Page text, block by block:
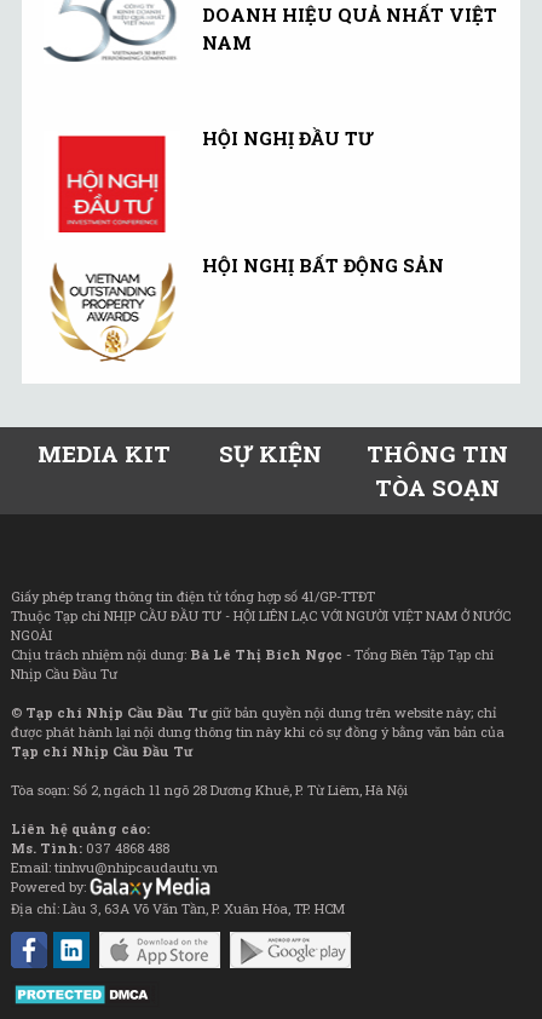
DOANH HIỆU QUẢ NHẤT VIỆT
NAM
HỘI NGHỊ ĐẦU TƯ
HỘI NGHỊ BẤT ĐỘNG SẢN
MEDIA KIT SỰ KIỆN
THÔNG TIN
TÒA SOẠN
Giấy phép trang thông tin điện tử tổng hợp số 41/GP-TTĐT
Thuộc Tạp chí NHỊP CẦU ĐẦU TƯ - HỘI LIÊN LẠC VỚI NGƯỜI VIỆT NAM Ở NƯỚC
NGOÀI
Chịu trách nhiệm nội dung: Bà Lê Thị Bích Ngọc - Tổng Biên Tập Tạp chí
Nhịp Cầu Đầu Tư
© Tạp chí Nhịp Cầu Đầu Tưgiữ bản quyền nội dung trên website này; chỉ
được phát hành lại nội dung thông tin này khi có sự đồng ý bằng văn bản của
Tạp chí Nhịp Cầu Đầu Tư
Tòa soạn: Số 2, ngách 11 ngõ 28 Dương Khuê, P. Từ Liêm, Hà Nội
Liên hệ quảng cáo:
Ms. Tình: 037 4868 488
Email: tinhvu@nhipcaudautu.vn
Powered by:
Địa chỉ: Lầu 3, 63A Võ Văn Tần, P. Xuân Hòa, TP. HCM